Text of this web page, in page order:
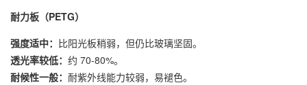
耐力板（PETG）
强度适中： 比阳光板稍弱，但仍比玻璃坚固。
透光率较低： 约 70-80%。
耐候性一般： 耐紫外线能力较弱，易褪色。